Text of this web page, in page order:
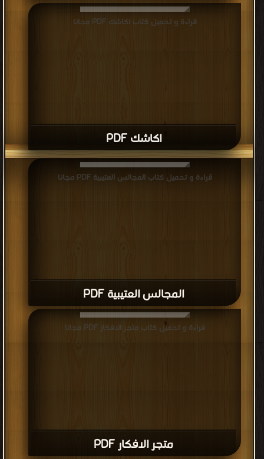
اكاشك PDF
قراءة و تحميل كتاب اكاشك PDF مجانا
المجالس العتيبية PDF
قراءة و تحميل كتاب المجالس العتيبية PDF مجانا
متجر الافكار PDF
قراءة و تحميل كتاب متجر الافكار PDF مجانا